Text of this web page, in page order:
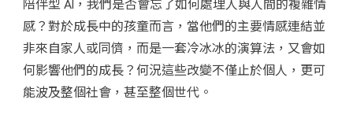
陪伴型 AI，我們是否會忘了如何處理人與人間的複雜情
感？對於成長中的孩童而言，當他們的主要情感連結並
非來自家人或同儕，而是一套冷冰冰的演算法，又會如
何影響他們的成長？何況這些改變不僅止於個人，更可
能波及整個社會，甚至整個世代。